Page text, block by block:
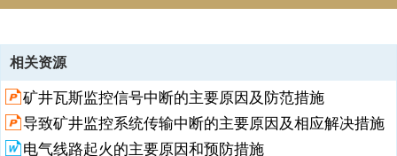
资源描述
1、塔吊倒塌事故主要原因一. 安装与拆卸方面问题造成事故的原因1. 安
装与拆卸队伍无资质，无证承揽拆装任务。安装与拆卸单位人员、设
备、技术等方面均不具备条件的要求，是导致事故重要原因。2. 安装与
拆卸无方案、无安全技术交底，凭经验。拆装单位不编制拆装方案，不
相关资源
矿井瓦斯监控信号中断的主要原因及防范措施
导致矿井监控系统传输中断的主要原因及相应解决措施
电气线路起火的主要原因和预防措施